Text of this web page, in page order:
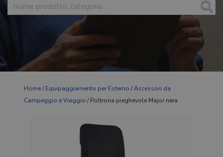
Home/Equipaggiamento per Esterno /Accessori da
Campeggio e Viaggio / Poltrona pieghevole Major nera